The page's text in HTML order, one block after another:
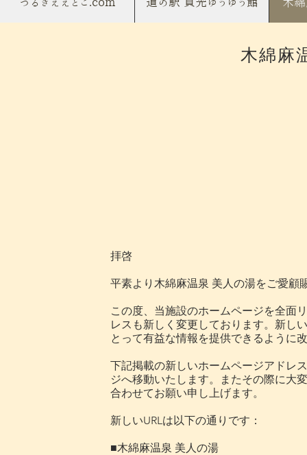
木綿麻
拝啓
平素より木綿麻温泉 美人の湯をご愛顧
この度、当施設のホームページを全面
レスも新しく変更しております。新し
とって有益な情報を提供できるように
下記掲載の新しいホームページアドレ
ジへ移動いたします。またその際に大
合わせてお願い申し上げます。
新しいURLは以下の通りです：
■木綿麻温泉 美人の湯